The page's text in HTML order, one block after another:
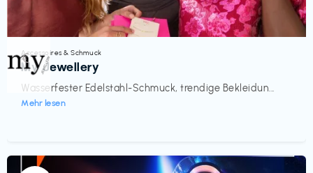
Accessoires & Schmuck
My Jewellery
Wasserfester Edelstahl-Schmuck, trendige Bekleidun...
Mehr lesen
€‎